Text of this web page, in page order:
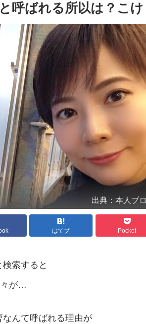
呼ばれる所以は？こ
出典：本人ブ
はてブ Pocket
索すると
が…
んて呼ばれる理由が